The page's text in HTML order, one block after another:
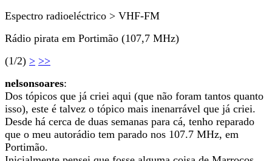
Espectro radioeléctrico > VHF-FM
Rádio pirata em Portimão (107,7 MHz)
(1/2) > >>
nelsonsoares:
Dos tópicos que já criei aqui (que não foram tantos quanto
isso), este é talvez o tópico mais inenarrável que já criei.
Desde há cerca de duas semanas para cá, tenho reparado
que o meu autorádio tem parado nos 107.7 MHz, em
Portimão.